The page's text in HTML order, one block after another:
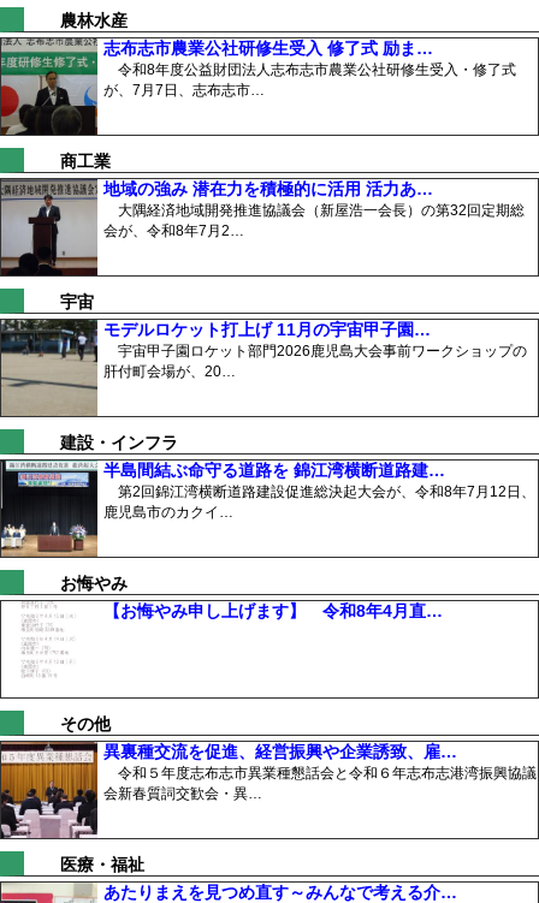
農林水産
志布志市農業公社研修生受入 修了式 励ま…
令和8年度公益財団法人志布志市農業公社研修生受入・修了式
が、7月7日、志布志市…
商工業
地域の強み 潜在力を積極的に活用 活力あ…
大隅経済地域開発推進協議会（新屋浩一会長）の第32回定期総
会が、令和8年7月2…
宇宙
モデルロケット打上げ 11月の宇宙甲子園…
宇宙甲子園ロケット部門2026鹿児島大会事前ワークショップの
肝付町会場が、20…
建設・インフラ
半島間結ぶ命守る道路を 錦江湾横断道路建…
第2回錦江湾横断道路建設促進総決起大会が、令和8年7月12日、
鹿児島市のカクイ…
お悔やみ
【お悔やみ申し上げます】 令和8年4月直…
その他
異裏種交流を促進、経営振興や企業誘致、雇…
令和５年度志布志市異業種懇話会と令和６年志布志港湾振興協議
会新春質詞交歓会・異…
医療・福祉
あたりまえを見つめ直す～みんなで考える介…